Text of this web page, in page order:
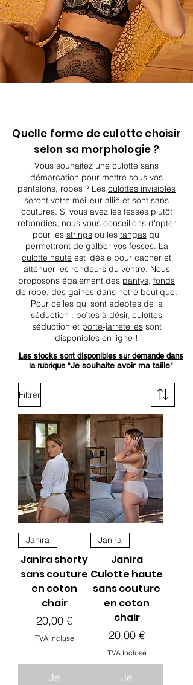
Quelle forme de culotte choisir
selon sa morphologie ?
Vous souhaitez une culotte sans
démarcation pour mettre sous vos
pantalons, robes ? Les culottes invisibles
seront votre meilleur allié et sont sans
coutures. Si vous avez les fesses plutôt
rebondies, nous vous conseillons d'opter
pour les stringsou les tangasqui
permettront de galber vos fesses. La
culotte haute est idéale pour cacher et
atténuer les rondeurs du ventre. Nous
proposons également des pantys, fonds
de robe, des gaines dans notre boutique.
Pour celles qui sont adeptes de la
séduction : boîtes à désir, culottes
séduction et porte-jarretellessont
disponibles en ligne !
Les stocks sont disponibles sur demande dans
la rubrique "Je souhaite avoir ma taille"
Filtrer
Janira
Janira shorty
sans couture
en coton
chair
Prix
20,00 €
TVA Incluse
Je
Janira
Janira
Culotte haute
sans couture
en coton
chair
Prix
20,00 €
TVA Incluse
Je